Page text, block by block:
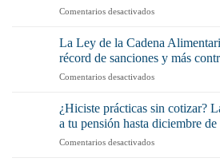
Comentarios desactivadosen
Igualdad:
¿Por
qué
preocuparte
(y
no
La Ley de la Cadena
récord de sanciones y más
Comentarios desactivadosen
Ley
la
Cadena
¿Hiciste prácticas sin cotizar?
a tu pensión hasta diciembre
Comentarios desactivadosen